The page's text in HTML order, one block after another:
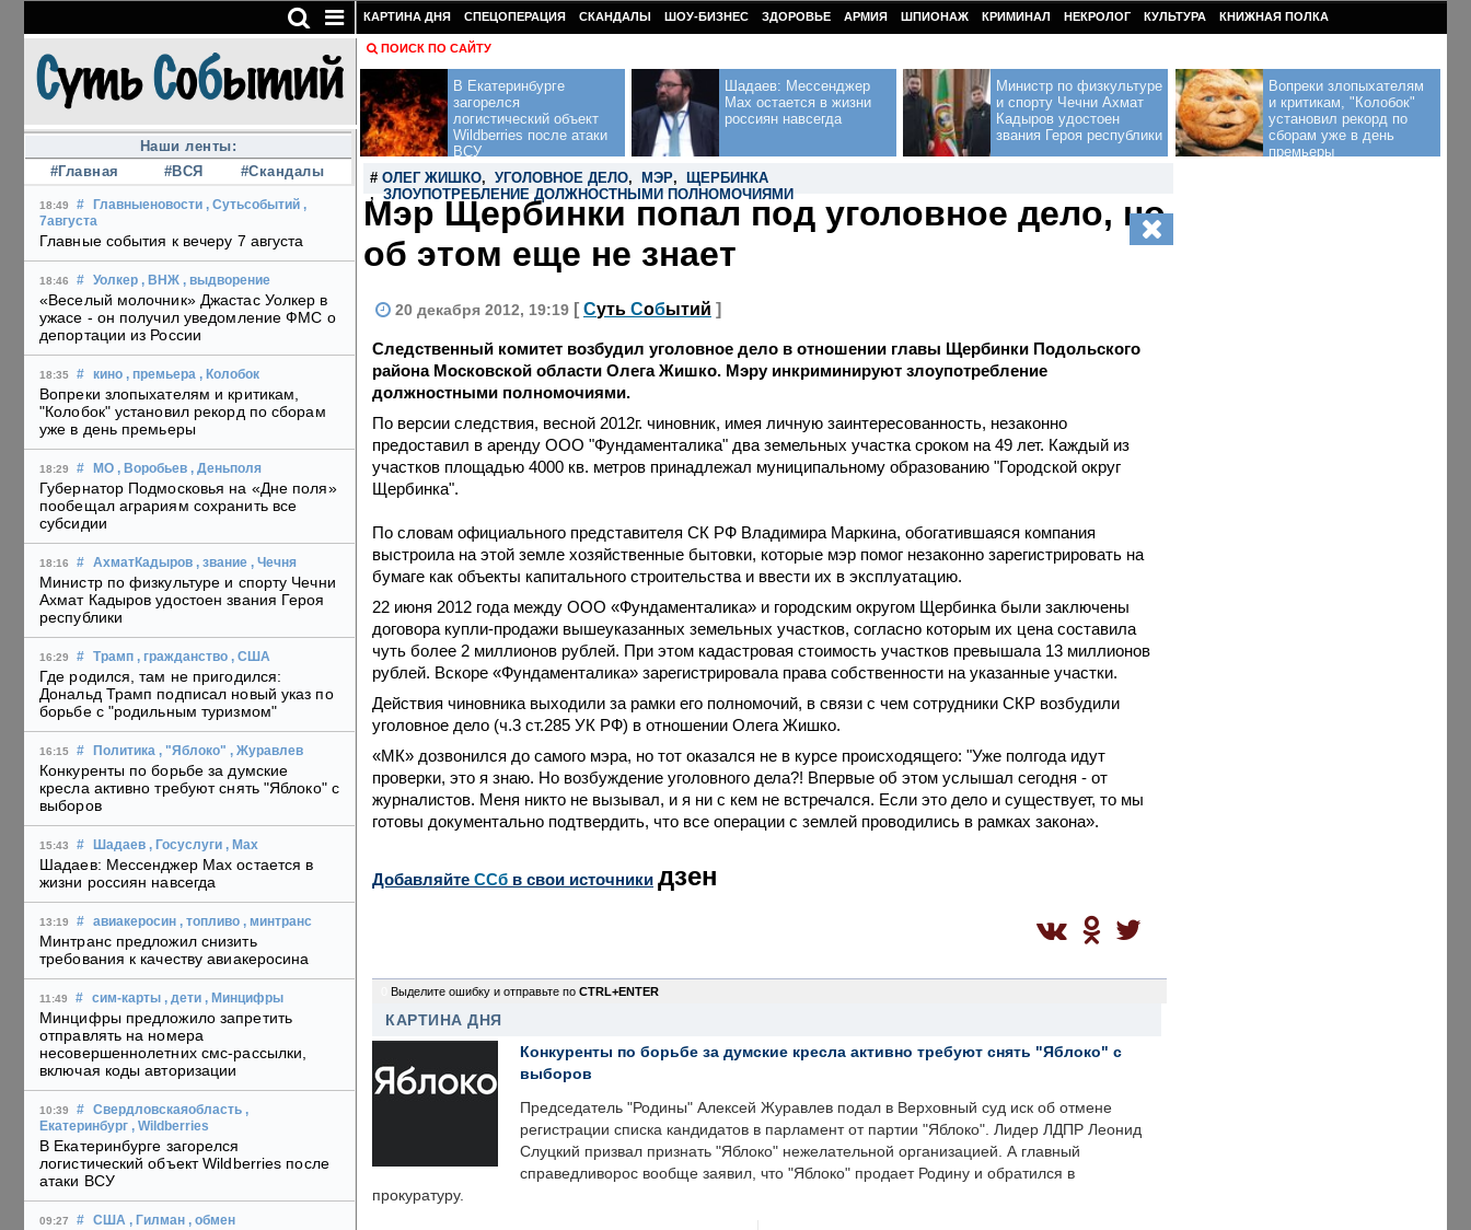
Наши ленты:
#Главная
#ВСЯ #Скандалы
18:49 # Главныеновости , Сутьсобытий ,
7августа
Главные события к вечеру 7 августа
18:46 # Уолкер , ВНЖ , выдворение
«Веселый молочник» Джастас Уолкер в
ужасе - он получил уведомление ФМС о
депортации из России
18:35 # кино , премьера , Колобок
Вопреки злопыхателям и критикам,
"Колобок" установил рекорд по сборам
уже в день премьеры
18:29 # МО , Воробьев , Деньполя
Губернатор Подмосковья на «Дне поля»
пообещал аграриям сохранить все
субсидии
18:16 # АхматКадыров , звание , Чечня
Министр по физкультуре и спорту Чечни
Ахмат Кадыров удостоен звания Героя
республики
16:29 # Трамп , гражданство , США
Где родился, там не пригодился:
Дональд Трамп подписал новый указ по
борьбе с "родильным туризмом"
16:15 # Политика , "Яблоко" , Журавлев
Конкуренты по борьбе за думские
кресла активно требуют снять "Яблоко" с
выборов
15:43 # Шадаев , Госуслуги , Max
Шадаев: Мессенджер Max остается в
жизни россиян навсегда
13:19 # авиакеросин , топливо , минтранс
Минтранс предложил снизить
требования к качеству авиакеросина
11:49 # сим-карты , дети , Минцифры
Минцифры предложило запретить
отправлять на номера
несовершеннолетних смс-рассылки,
включая коды авторизации
10:39 # Свердловскаяобласть ,
Екатеринбург , Wildberries
В Екатеринбурге загорелся
логистический объект Wildberries после
атаки ВСУ
09:27 # США , Гилман , обмен
КАРТИНА ДНЯ СПЕЦОПЕРАЦИЯ СКАНДАЛЫ ШОУ-БИЗНЕС ЗДОРОВЬЕ АРМИЯ ШПИОНАЖ КРИМИНАЛ НЕКРОЛОГ КУЛЬТУРА КНИЖНАЯ ПОЛКА
ПОИСК ПО САЙТУ
В Екатеринбурге
загорелся
логистический объект
Wildberries после атаки
ВСУ
Шадаев: Мессенджер
Max остается в жизни
россиян навсегда
Министр по физкультуре
и спорту Чечни Ахмат
Кадыров удостоен
звания Героя республики
Вопреки злопыхателям
и критикам, "Колобок"
установил рекорд по
сборам уже в день
премьеры
# ОЛЕГ ЖИШКО, УГОЛОВНОЕ ДЕЛО, МЭР,
ЩЕРБИНКА
, ЗЛОУПОТРЕБЛЕНИЕ ДОЛЖНОСТНЫМИ ПОЛНОМОЧИЯМИ
Мэр Щербинки попал под уголовное дело, но
об этом еще не знает
20 декабря 2012, 19:19 [ Суть Событий ]
Следственный комитет возбудил уголовное дело в отношении главы Щербинки Подольского
района Московской области Олега Жишко. Мэру инкриминируют злоупотребление
должностными полномочиями.
По версии следствия, весной 2012г. чиновник, имея личную заинтересованность, незаконно
предоставил в аренду ООО "Фундаменталика" два земельных участка сроком на 49 лет. Каждый из
участков площадью 4000 кв. метров принадлежал муниципальному образованию "Городской округ
Щербинка".
По словам официального представителя СК РФ Владимира Маркина, обогатившаяся компания
выстроила на этой земле хозяйственные бытовки, которые мэр помог незаконно зарегистрировать на
бумаге как объекты капитального строительства и ввести их в эксплуатацию.
22 июня 2012 года между ООО «Фундаменталика» и городским округом Щербинка были заключены
договора купли-продажи вышеуказанных земельных участков, согласно которым их цена составила
чуть более 2 миллионов рублей. При этом кадастровая стоимость участков превышала 13 миллионов
рублей. Вскоре «Фундаменталика» зарегистрировала права собственности на указанные участки.
Действия чиновника выходили за рамки его полномочий, в связи с чем сотрудники СКР возбудили
уголовное дело (ч.3 ст.285 УК РФ) в отношении Олега Жишко.
«МК» дозвонился до самого мэра, но тот оказался не в курсе происходящего: "Уже полгода идут
проверки, это я знаю. Но возбуждение уголовного дела?! Впервые об этом услышал сегодня - от
журналистов. Меня никто не вызывал, и я ни с кем не встречался. Если это дело и существует, то мы
готовы документально подтвердить, что все операции с землей проводились в рамках закона».
Добавляйте CСб в свои источники дзен
Выделите ошибку и отправьте по CTRL+ENTER
КАРТИНА ДНЯ
Конкуренты по борьбе за думские кресла активно требуют снять "Яблоко" с
выборов
Председатель "Родины" Алексей Журавлев подал в Верховный суд иск об отмене
регистрации списка кандидатов в парламент от партии "Яблоко". Лидер ЛДПР Леонид
Слуцкий призвал признать "Яблоко" нежелательной организацией. А главный
справедливорос вообще заявил, что "Яблоко" продает Родину и обратился в
прокуратуру.